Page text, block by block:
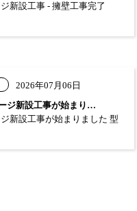
新設工事 - 擁壁工事完了
2026年07月06日
ジ新設工事が始まり…
新設工事が始まりました 型